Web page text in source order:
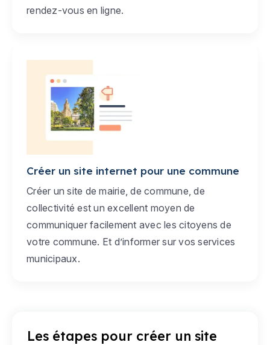
rendez-vous en ligne.
Créer un site internet pour une commune
Créer un site de mairie, de commune, de
collectivité est un excellent moyen de
communiquer facilement avec les citoyens de
votre commune. Et d’informer sur vos services
municipaux.
Les étapes pour créer un site